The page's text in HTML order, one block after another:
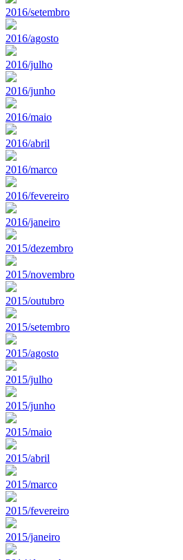
2016/setembro
2016/agosto
2016/julho
2016/junho
2016/maio
2016/abril
2016/marco
2016/fevereiro
2016/janeiro
2015/dezembro
2015/novembro
2015/outubro
2015/setembro
2015/agosto
2015/julho
2015/junho
2015/maio
2015/abril
2015/marco
2015/fevereiro
2015/janeiro